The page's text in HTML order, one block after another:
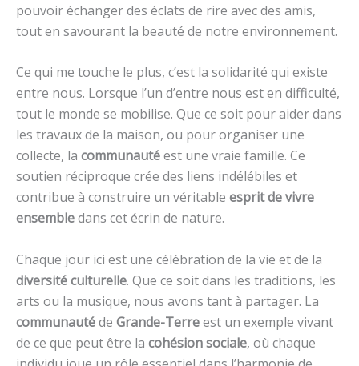
pouvoir échanger des éclats de rire avec des amis,
tout en savourant la beauté de notre environnement.
Ce qui me touche le plus, c’est la solidarité qui existe
entre nous. Lorsque l’un d’entre nous est en difficulté,
tout le monde se mobilise. Que ce soit pour aider dans
les travaux de la maison, ou pour organiser une
collecte, la communautéest une vraie famille. Ce
soutien réciproque crée des liens indélébiles et
contribue à construire un véritable esprit de vivre
ensembledans cet écrin de nature.
Chaque jour ici est une célébration de la vie et de la
diversité culturelle. Que ce soit dans les traditions, les
arts ou la musique, nous avons tant à partager. La
communautéde Grande-Terreest un exemple vivant
de ce que peut être la cohésion sociale, où chaque